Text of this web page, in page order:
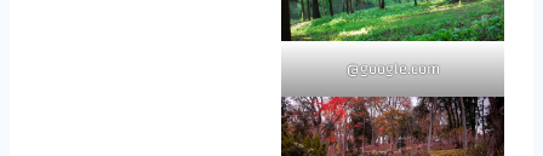
google.com@